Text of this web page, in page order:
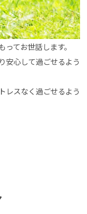
てお世話します。
安心して過ごせるよう
レスなく過ごせるよう